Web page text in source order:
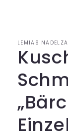
LEMIAS